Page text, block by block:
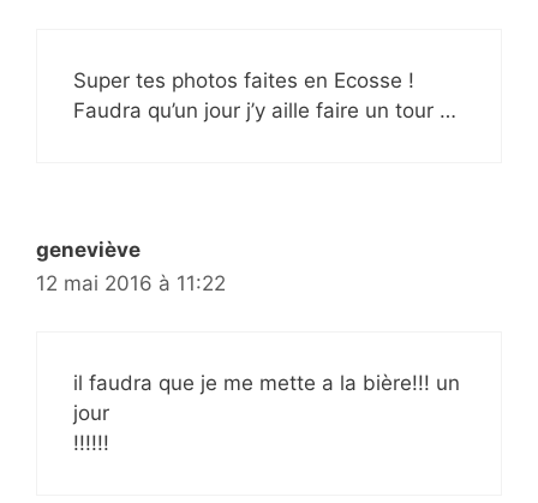
Super tes photos faites en Ecosse !
Faudra qu’un jour j’y aille faire un tour …
geneviève
12 mai 2016 à 11:22
il faudra que je me mette a la bière!!! un
jour
!!!!!!